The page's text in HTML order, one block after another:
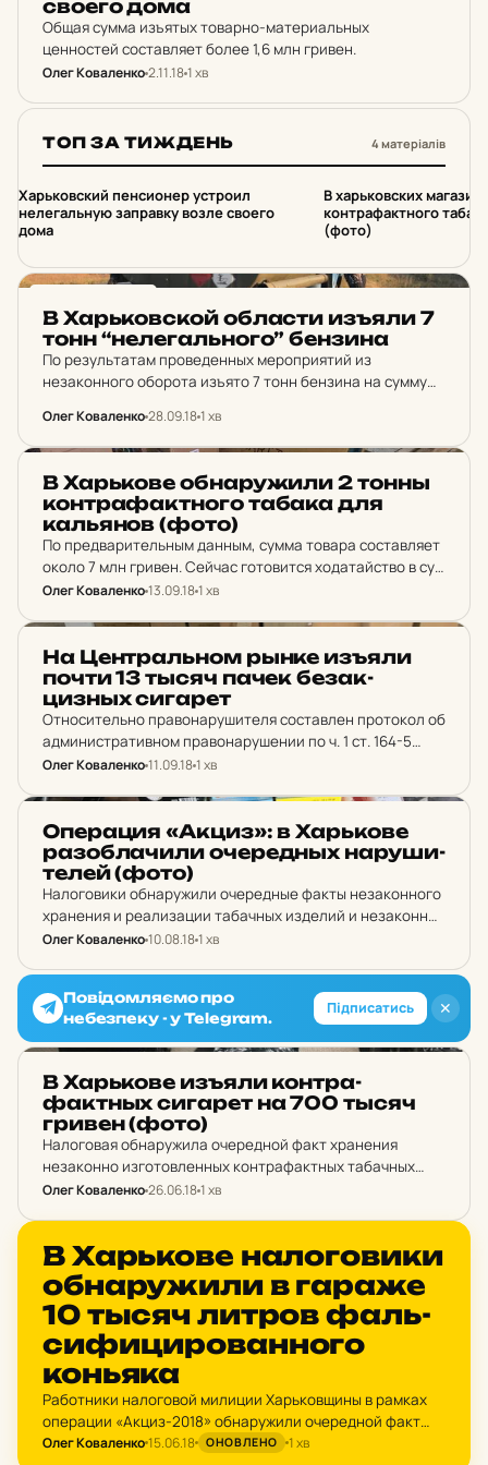
своего дома
Общая сумма изъятых товарно-материальных
ценностей составляет более 1,6 млн гривен.
Олег Коваленко2.11.181 хв
ТОП ЗА ТИЖДЕНЬ 4 матеріалів
1
Харьковский пенсионер устроил
нелегальную заправку возле своего
дома
2
В харьковских
контрафактного
(фото)
В Харь­ков­ской об­лас­ти изъяли 7
тонн “не­ле­галь­но­го” бен­зи­на
По результатам проведенных мероприятий из
незаконного оборота изъято 7 тонн бензина на сумму
сумму почти 405 тысяч. Общая сумма изъятых
подакцизных товаров…
Олег Коваленко28.09.181 хв
В Харь­ко­ве об­на­ру­жи­ли 2 тонны
кон­тра­фак­тно­го табака для
каль­я­нов (фото)
По предварительным данным, сумма товара составляет
около 7 млн гривен. Сейчас готовится ходатайство в суд
о наложении ареста на изъятое имущество.
Олег Коваленко13.09.181 хв
На Цен­траль­ном рынке изъяли
почти 13 тысяч пачек бе­з­ак­
цизных си­га­рет
Относительно правонарушителя составлен протокол об
административном правонарушении по ч. 1 ст. 164-5
КУоАП.
Олег Коваленко11.09.181 хв
Опе­ра­ция «Акциз»: в Харь­ко­ве
ра­зоб­ла­чи­ли оче­редных на­ру­ши­
те­лей (фото)
Налоговики обнаружили очередные факты незаконного
хранения и реализации табачных изделий и незаконно
ввезенных в Украину элитных ликеро-водочных
Олег Коваленко10.08.181 хв
✕
Повідомляємо про
небезпеку - у Telegram.
Підписатись
В Харь­ко­ве изъяли кон­тра­
фактных си­га­рет на 700 тысяч
гривен (фото)
Налоговая обнаружила очередной факт хранения
незаконно изготовленных контрафактных табачных
изделий без марок акцизного налога.
Олег Коваленко26.06.181 хв
НОВИНИ ХАРКОВА
В Харь­ко­ве на­ло­го­ви­ки
об­на­ру­жи­ли в гараже
10 тысяч литров фаль­
си­фи­ци­ро­ван­но­го
конь­я­ка
Работники налоговой милиции Харьковщины в рамках
операции «Акциз-2018» обнаружили очередной факт
хранения незаконно изготовленных ликероводочных
Олег Коваленко15.06.18 ОНОВЛЕНО 1 хв